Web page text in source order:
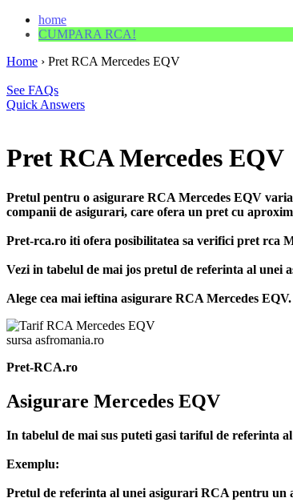
home
CUMPARA RCA!
Home › Pret RCA Mercedes EQV
See FAQs
Quick Answers
Pret RCA Mercedes EQV
Pretul pentru o asigurare RCA Mercedes EQV
companii de asigurari, care ofera un pret cu
Pret-rca.ro iti ofera posibilitatea sa verifici pret rca
Vezi in tabelul de mai jos pretul de referinta al unei
Alege cea mai ieftina asigurare RCA Mercedes EQV.
sursa asfromania.ro
Pret-RCA.ro
Asigurare Mercedes EQV
In tabelul de mai sus puteti gasi tariful de referinta
Exemplu:
Pretul de referinta al unei asigurari RCA pentru un